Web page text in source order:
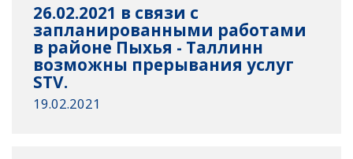
26.02.2021 в связи с
запланированными работами
в районе Пыхья - Таллинн
возможны прерывания услуг
STV.
19.02.2021